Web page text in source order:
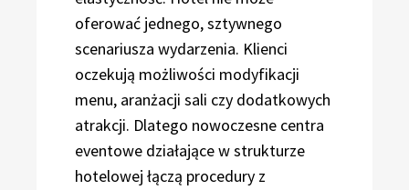
oferować jednego, sztywnego
scenariusza wydarzenia. Klienci
oczekują możliwości modyfikacji
menu, aranżacji sali czy dodatkowych
atrakcji. Dlatego nowoczesne centra
eventowe działające w strukturze
hotelowej łączą procedury z